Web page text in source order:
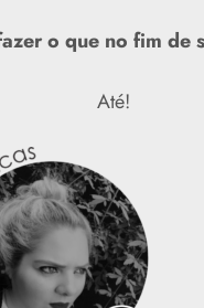
o que no fim de
Até!